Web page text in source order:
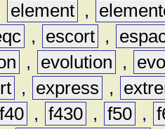
element ,
, escort ,
, evolution ,
, express ,
f40 , f430 , f50 ,